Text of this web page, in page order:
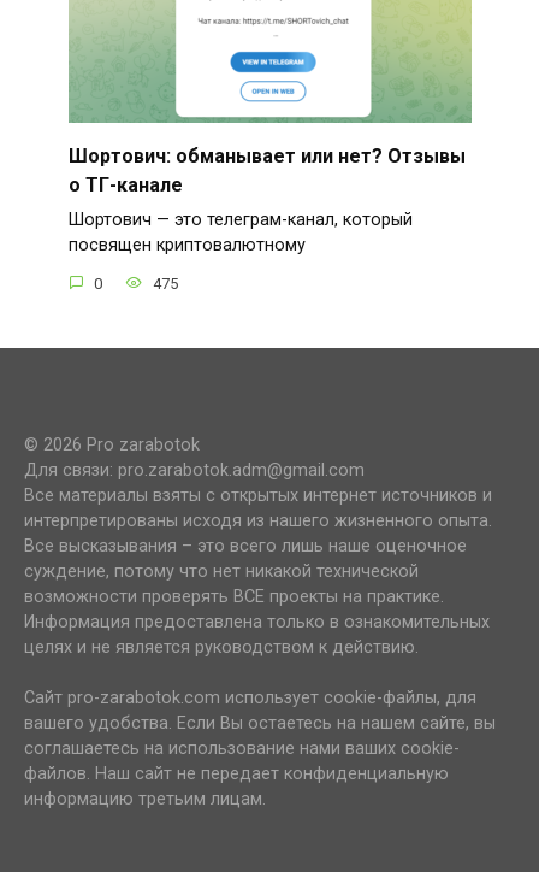
Шортович: обманывает или нет? Отзывы
о ТГ-канале
Шортович — это телеграм-канал, который
посвящен криптовалютному
0 475
© 2026 Pro zarabotok
Для связи: pro.zarabotok.adm@gmail.com
Все материалы взяты с открытых интернет источников и
интерпретированы исходя из нашего жизненного опыта.
Все высказывания – это всего лишь наше оценочное
суждение, потому что нет никакой технической
возможности проверять ВСЕ проекты на практике.
Информация предоставлена только в ознакомительных
целях и не является руководством к действию.
Сайт pro-zarabotok.com использует cookie-файлы, для
вашего удобства. Если Вы остаетесь на нашем сайте, вы
соглашаетесь на использование нами ваших cookie-
файлов. Наш сайт не передает конфиденциальную
информацию третьим лицам.